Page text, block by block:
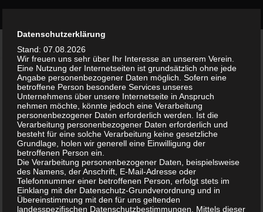
0
AKTUELLES 10. MÄRZ 2024
GWA Neu-Olvenstedt lädt ein am
20.3.2024
GWA Neu Olvenstedt lädt ein alle Bürgerinnen
und Bürger Mittwoch, den 20. März 2024
Seniorenresidenz Bruno-Taut-Ring 150 ab 17 Uhr
Einlass, Besichtigung der Einrichtung, Themen u.a.
– Frühjahrsputz, wo soll geputzt werden? –
Veranstaltung...
Durch die weitere Nutzung der Seite stimmst du der Verwendung
Datenschutzerklärung
Stand: 07.08.2026
Wir freuen uns sehr über Ihr Interesse an unserem Verein.
Eine Nutzung der Internetseiten ist grundsätzlich ohne jede
Angabe personenbezogener Daten möglich. Sofern eine
betroffene Person besondere Services unseres
Unternehmens über unsere Internetseite in Anspruch
nehmen möchte, könnte jedoch eine Verarbeitung
personenbezogener Daten erforderlich werden. Ist die
Verarbeitung personenbezogener Daten erforderlich und
besteht für eine solche Verarbeitung keine gesetzliche
Grundlage, holen wir generell eine Einwilligung der
betroffenen Person ein.
Die Verarbeitung personenbezogener Daten, beispielsweise
des Namens, der Anschrift, E-Mail-Adresse oder
Telefonnummer einer betroffenen Person, erfolgt stets im
Einklang mit der Datenschutz-Grundverordnung und in
Übereinstimmung mit den für uns geltenden
landesspezifischen Datenschutzbestimmungen. Mittels dieser